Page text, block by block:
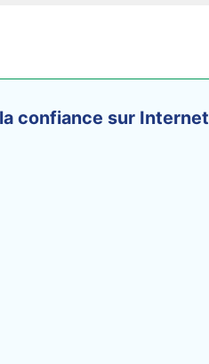
confiance sur Internet